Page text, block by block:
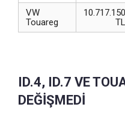
VW
Touareg
10.717.150
TL
ID.4, ID.7 VE
DEĞİŞMEDİ